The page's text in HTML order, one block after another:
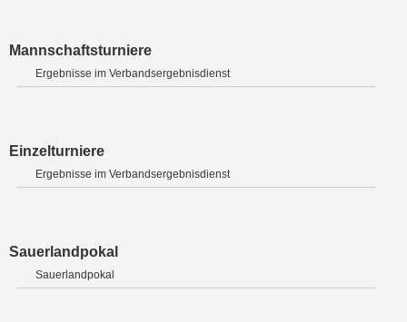
Mannschaftsturniere
Ergebnisse im Verbandsergebnisdienst
Einzelturniere
Ergebnisse im Verbandsergebnisdienst
Sauerlandpokal
Sauerlandpokal